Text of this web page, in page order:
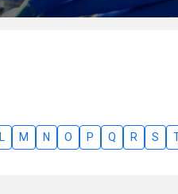
L M N O P Q R S